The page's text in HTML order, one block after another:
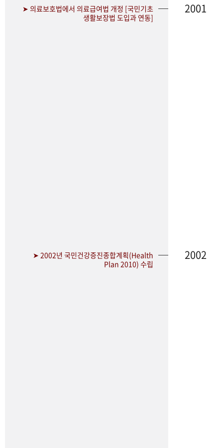
➤ 의료보호법에서 의료급여법 개정 [국민기초
생활보장법 도입과 연동]
2001
➤ 2002년 국민건강증진종합계획(Health
Plan 2010) 수립
2002